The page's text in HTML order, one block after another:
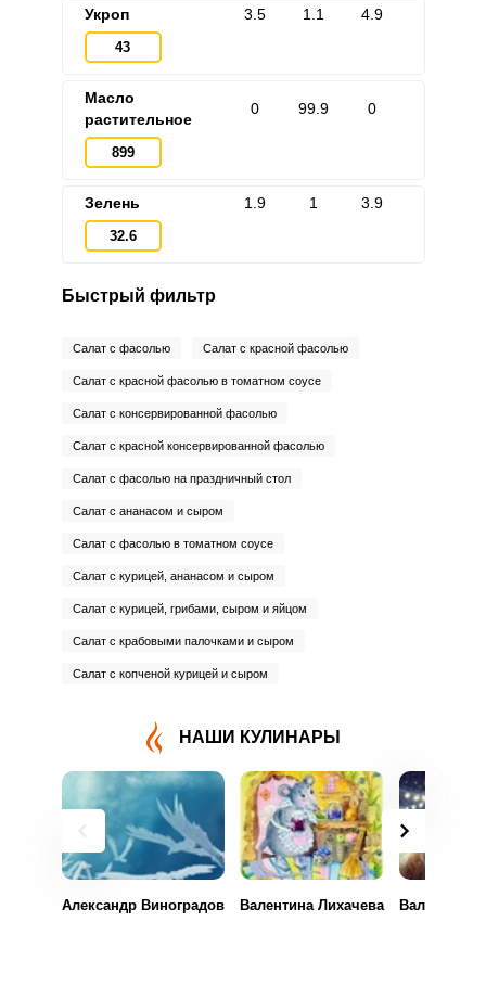
Укроп
43
3.5 1.1 4.9
Масло
растительное
899
0 99.9 0
Зелень
32.6
1.9 1 3.9
Быстрый фильтр
Салат с фасолью Салат с красной фасолью
Салат с красной фасолью в томатном соусе
Салат с консервированной фасолью
Салат с красной консервированной фасолью
Салат с фасолью на праздничный стол
Салат с ананасом и сыром
Салат с фасолью в томатном соусе
Салат с курицей, ананасом и сыром
Салат с курицей, грибами, сыром и яйцом
Салат с крабовыми палочками и сыром
Салат с копченой курицей и сыром
НАШИ КУЛИНАРЫ
Александр Виноградов Валентина Лихачева Валентина